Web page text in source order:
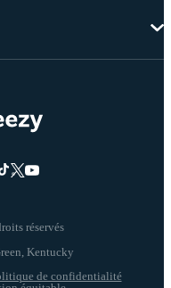
réservés
de confidentialité